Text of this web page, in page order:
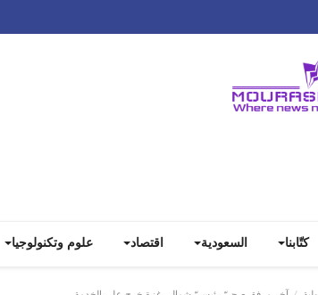
كتّابنا السعودية اقتصاد علوم وتكنولوجيا